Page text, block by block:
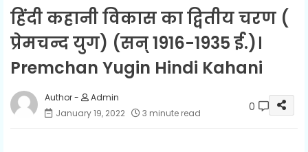
हिंदी कहानी विकास का द्वितीय चरण (
प्रेमचन्द युग) (सन् 1916-1935 ई.)।
Premchan Yugin Hindi Kahani
Admin
January 19, 2022
3 minute read 0